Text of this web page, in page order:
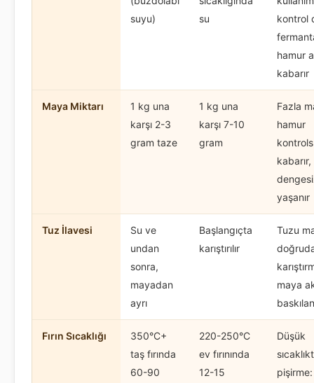
suyu)
su
kontrol
hamur
kabarır
Maya Miktarı
1 kg una
karşı 2-3
gram taze
1 kg una
karşı 7-10
gram
Fazla
hamur
yaşanır
Tuz İlavesi
Su ve
undan
sonra,
mayadan
ayrı
Başlangıçta
karıştırılır
Tuzu
maya
Fırın Sıcaklığı
350°C+
taş fırında
60-90
220-250°C
ev fırınında
12-15
Düşük